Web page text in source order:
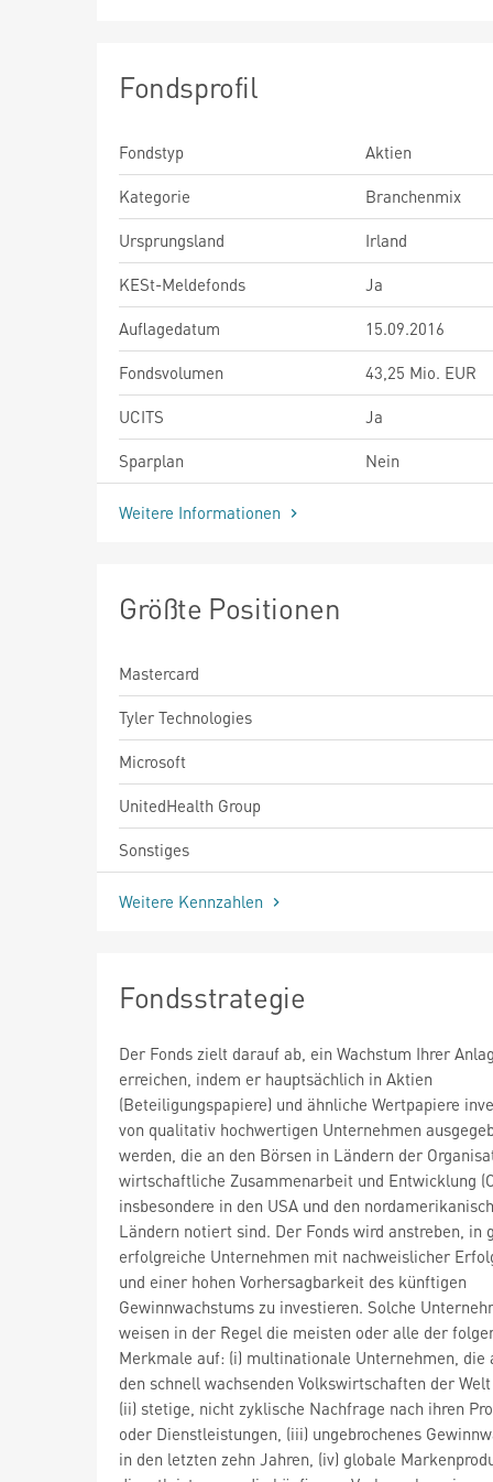
Fondsprofil
Fondstyp
Aktien
Kategorie
Branchenmix
Ursprungsland
Irland
KESt-Meldefonds
Ja
Auflagedatum
15.09.2016
Fondsvolumen
43,25 Mio. EUR
UCITS
Ja
Sparplan
Nein
Weitere Informationen
Größte Positionen
Mastercard
Tyler Technologies
Microsoft
UnitedHealth Group
Sonstiges
Weitere Kennzahlen
Fondsstrategie
Der Fonds zielt darauf ab, ein Wachstum Ihrer
erreichen, indem er hauptsächlich in Aktien
(Beteiligungspapiere) und ähnliche Wertpapiere
von qualitativ hochwertigen Unternehmen
werden, die an den Börsen in Ländern der
wirtschaftliche Zusammenarbeit und Entwicklung
insbesondere in den USA und den
Ländern notiert sind. Der Fonds wird anstreben, in
erfolgreiche Unternehmen mit nachweislicher
und einer hohen Vorhersagbarkeit des künftigen
Gewinnwachstums zu investieren. Solche
weisen in der Regel die meisten oder alle der
Merkmale auf: (i) multinationale Unternehmen, die
den schnell wachsenden Volkswirtschaften der
(ii) stetige, nicht zyklische Nachfrage nach ihren
oder Dienstleistungen, (iii) ungebrochenes
in den letzten zehn Jahren, (iv) globale